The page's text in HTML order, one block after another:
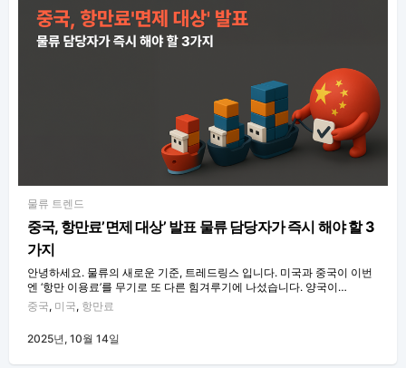
물류 트렌드
중국, 항만료’면제 대상’ 발표 물류 담당자가 즉시 해야 할 3
가지
안녕하세요. 물류의 새로운 기준, 트레드링스 입니다. 미국과 중국이 이번
엔 ‘항만 이용료’를 무기로 또 다른 힘겨루기에 나섰습니다. 양국이…
중국, 미국, 항만료
2025년, 10월 14일